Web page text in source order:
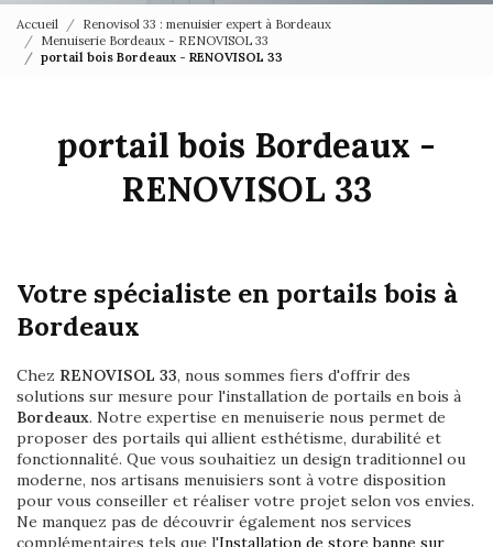
Accueil
Renovisol 33 : menuisier expert à Bordeaux
Menuiserie Bordeaux - RENOVISOL 33
portail bois Bordeaux - RENOVISOL 33
portail bois Bordeaux -
RENOVISOL 33
Votre spécialiste en portails bois à
Bordeaux
Chez RENOVISOL 33, nous sommes fiers d'offrir des
solutions sur mesure pour l'installation de portails en bois à
Bordeaux. Notre expertise en menuiserie nous permet de
proposer des portails qui allient esthétisme, durabilité et
fonctionnalité. Que vous souhaitiez un design traditionnel ou
moderne, nos artisans menuisiers sont à votre disposition
pour vous conseiller et réaliser votre projet selon vos envies.
Ne manquez pas de découvrir également nos services